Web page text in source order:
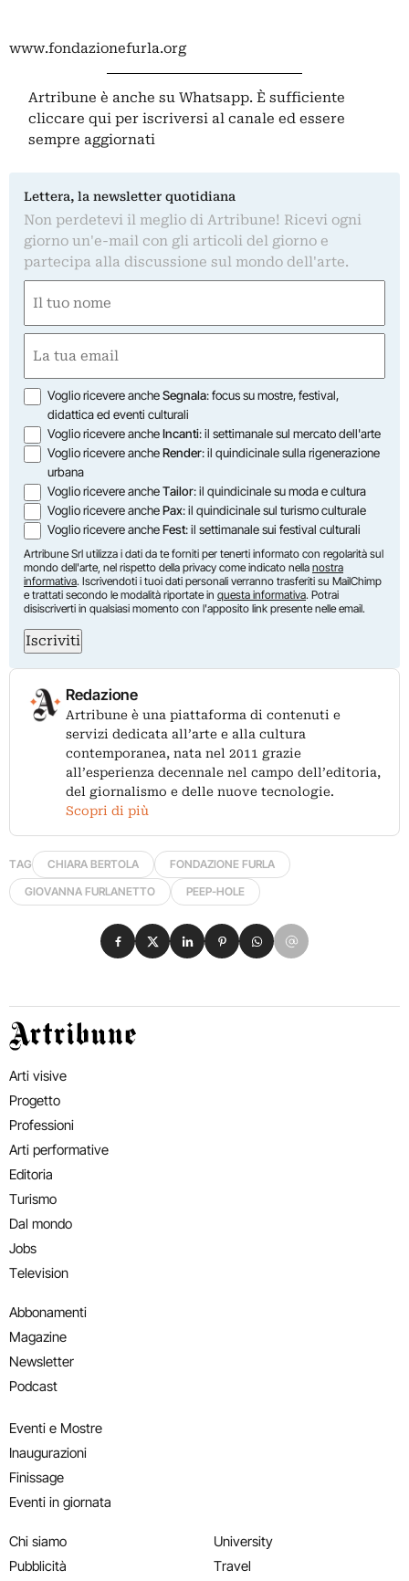
www.fondazionefurla.org
Artribune è anche su Whatsapp. È sufficiente
cliccare qui per iscriversi al canale ed essere
sempre aggiornati
Lettera, la newsletter quotidiana
Non perdetevi il meglio di Artribune! Ricevi ogni
giorno un'e-mail con gli articoli del giorno e
partecipa alla discussione sul mondo dell'arte.
(Required)
(Required)
Opzioni
Voglio ricevere ancheSegnala: focus su mostre, festival,
didattica ed eventi culturali
Voglio ricevere ancheIncanti: il settimanale sul mercato dell'arte
Voglio ricevere ancheRender: il quindicinale sulla rigenerazione
urbana
Voglio ricevere ancheTailor: il quindicinale su moda e cultura
Voglio ricevere anchePax: il quindicinale sul turismo culturale
Voglio ricevere ancheFest: il settimanale sui festival culturali
Artribune Srl utilizza i dati da te forniti per tenerti informato con regolarità sul
mondo dell'arte, nel rispetto della privacy come indicato nella nostra
informativa. Iscrivendoti i tuoi dati personali verranno trasferiti su MailChimp
e trattati secondo le modalità riportate in questa informativa. Potrai
disiscriverti in qualsiasi momento con l'apposito link presente nelle email.
Iscriviti
Redazione
Artribune è una piattaforma di contenuti e
servizi dedicata all’arte e alla cultura
contemporanea, nata nel 2011 grazie
all’esperienza decennale nel campo dell’editoria,
del giornalismo e delle nuove tecnologie.
Scopri di più
TAG CHIARA BERTOLA
FONDAZIONE FURLA
GIOVANNA FURLANETTO
PEEP-HOLE
Condividi su Facebook
Condividi su X
Condividi su LinkedIn
Condividi su Pinterest
Condividi su WhatsApp
Condividi su Email
Artribune
Arti visive
Progetto
Professioni
Arti performative
Editoria
Turismo
Dal mondo
Jobs
Television
Abbonamenti
Magazine
Newsletter
Podcast
Eventi e Mostre
Inaugurazioni
Finissage
Eventi in giornata
Chi siamo
Pubblicità
University
Travel